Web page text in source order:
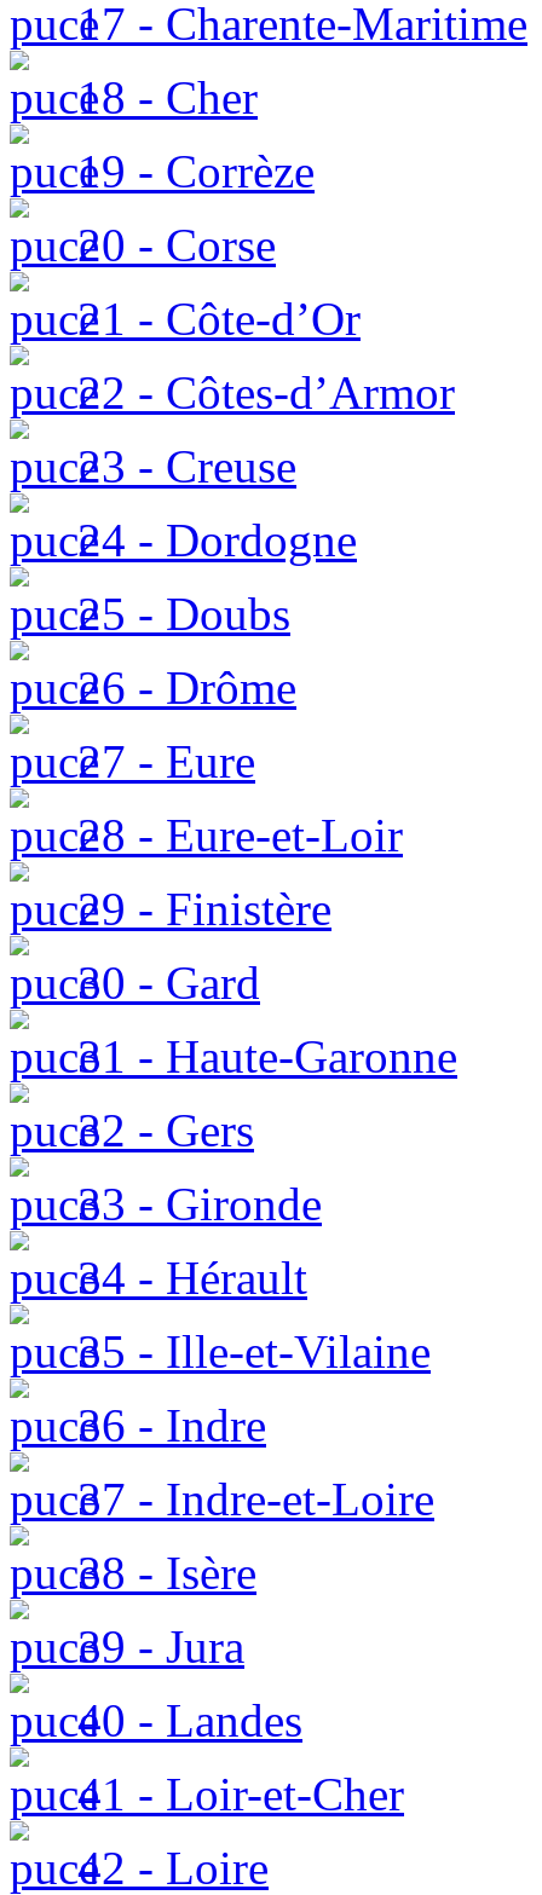
17 - Charente-Maritime
18 - Cher
19 - Corrèze
20 - Corse
21 - Côte-d’Or
22 - Côtes-d’Armor
23 - Creuse
24 - Dordogne
25 - Doubs
26 - Drôme
27 - Eure
28 - Eure-et-Loir
29 - Finistère
30 - Gard
31 - Haute-Garonne
32 - Gers
33 - Gironde
34 - Hérault
35 - Ille-et-Vilaine
36 - Indre
37 - Indre-et-Loire
38 - Isère
39 - Jura
40 - Landes
41 - Loir-et-Cher
42 - Loire